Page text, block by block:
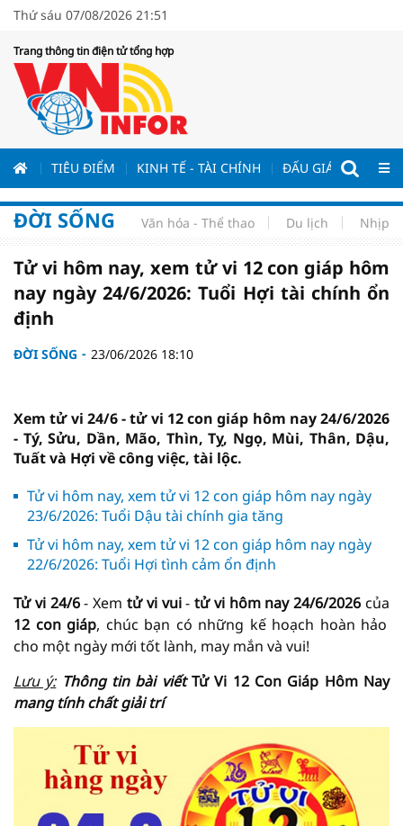
Thứ sáu 07/08/2026 21:51
Trang thông tin điện tử tổng hợp
TIÊU ĐIỂM KINH TẾ - TÀI CHÍNH ĐẤU GIÁ - ĐẤU
ĐỜI SỐNG Văn hóa - Thể thao Du lịch Nhịp
Tử vi hôm nay, xem tử vi 12 con giáp hôm
nay ngày 24/6/2026: Tuổi Hợi tài chính ổn
định
ĐỜI SỐNG 23/06/2026 18:10
Xem tử vi 24/6 - tử vi 12 con giáp hôm nay 24/6/2026
- Tý, Sửu, Dần, Mão, Thìn, Tỵ, Ngọ, Mùi, Thân, Dậu,
Tuất và Hợi về công việc, tài lộc.
Tử vi hôm nay, xem tử vi 12 con giáp hôm nay ngày
23/6/2026: Tuổi Dậu tài chính gia tăng
Tử vi hôm nay, xem tử vi 12 con giáp hôm nay ngày
22/6/2026: Tuổi Hợi tình cảm ổn định
Tử vi 24/6- Xem tử vi vui-tử vi hôm nay 24/6/2026 của
12 con giáp, chúc bạn có những kế hoạch hoàn hảo
cho một ngày mới tốt lành, may mắn và vui!
Lưu ý: Thông tin bài viếtTử Vi 12 Con Giáp Hôm Nay
mang tính chất giải trí